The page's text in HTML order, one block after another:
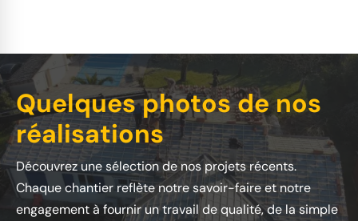
Quelques photos de nos
réalisations
Découvrez une sélection de nos projets récents.
Chaque chantier reflète notre savoir-faire et notre
engagement à fournir un travail de qualité, de la simple